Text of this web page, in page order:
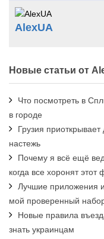
AlexUA
Новые статьи от
Что посмотреть в
в городе
Грузия
настежь
Почему я всё ещё
когда все хоронят этот
Лучшие приложения
мой проверенный
Новые правила
знать украинцам